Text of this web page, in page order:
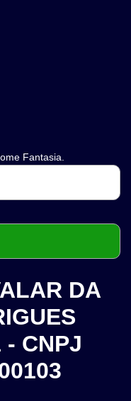
Fantasia.
DA
- CNPJ